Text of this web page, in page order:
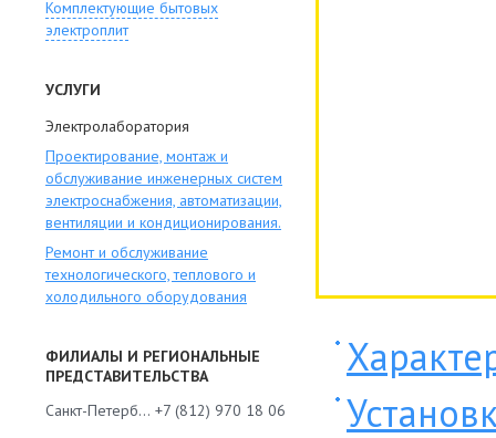
Комплектующие бытовых
электроплит
УСЛУГИ
Электролаборатория
Проектирование, монтаж и
обслуживание инженерных систем
электроснабжения, автоматизации,
вентиляции и кондиционирования.
Ремонт и обслуживание
технологического, теплового и
холодильного оборудования
ФИЛИАЛЫ И РЕГИОНАЛЬНЫЕ
ПРЕДСТАВИТЕЛЬСТВА
Санкт-Петербург +7 (812) 970 18 06